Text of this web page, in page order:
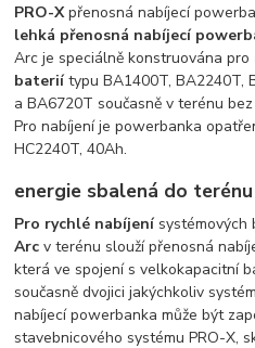
PRO-Xpřenosná nabíjecí
lehká přenosná nabíjecí
Arc je speciálně konstruována pro
bateriítypu BA1400T, BA2240T,
a BA6720T současně v terénu
Pro nabíjení je powerbanka
HC2240T, 40Ah.
energie sbalená do terénu
Pro rychlé nabíjenísystémových
Arc v terénu slouží přenosná
která ve spojení s velkokapacitní
současně dvojici jakýchkoliv
nabíjecí powerbanka může být
stavebnicového systému PRO-X,